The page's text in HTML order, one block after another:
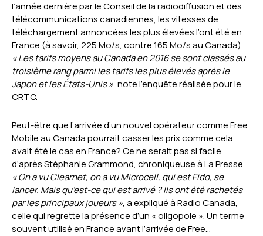
l’année dernière par le Conseil de la radiodiffusion et des
télécommunications canadiennes, les vitesses de
téléchargement annoncées les plus élevées l’ont été en
France (à savoir, 225 Mo/s, contre 165 Mo/s au Canada).
« Les tarifs moyens au Canada en 2016 se sont classés au
troisième rang parmi les tarifs les plus élevés après le
Japon et les États-Unis », note l’enquête réalisée pour le
CRTC.
Peut-être que l’arrivée d’un nouvel opérateur comme Free
Mobile au Canada pourrait casser les prix comme cela
avait été le cas en France? Ce ne serait pas si facile
d’après Stéphanie Grammond, chroniqueuse à La Presse.
« On a vu Clearnet, on a vu Microcell, qui est Fido, se
lancer. Mais qu’est-ce qui est arrivé ? Ils ont été rachetés
par les principaux joueurs », a expliqué à Radio Canada,
celle qui regrette la présence d’un « oligopole ». Un terme
souvent utilisé en France avant l’arrivée de Free…